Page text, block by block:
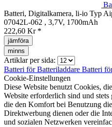
Batteri, Digitalkamera, li-io Typ
07042L-062 , 3,7V, 1700mAh
222,60 Kr *
jämföra
minns
Artiklar per sida:
Batteri förBatteriladdare Batteri
Cookie-Einstellungen
Diese Website benutzt Cookies,
Website erforderlich sind und
die den Komfort bei Benutzung
Direktwerbung dienen oder die
und sozialen Netzwerken